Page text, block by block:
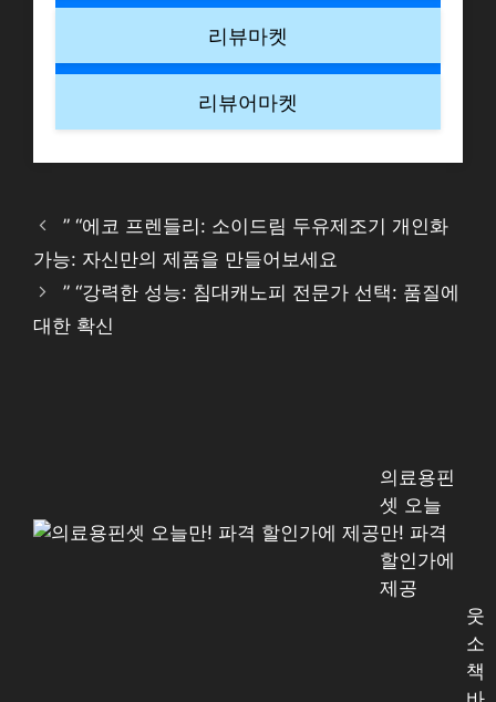
리뷰마켓
리뷰어마켓
” “에코 프렌들리: 소이드림 두유제조기 개인화
가능: 자신만의 제품을 만들어보세요
” “강력한 성능: 침대캐노피 전문가 선택: 품질에
대한 확신
의료용핀
셋 오늘
만! 파격
할인가에
제공
웃
소
책